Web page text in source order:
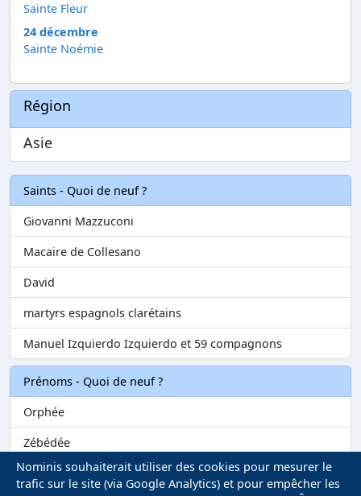
Sainte Fleur
24 décembre
Sainte Noémie
Région
Asie
Saints - Quoi de neuf ?
Giovanni Mazzuconi
Macaire de Collesano
David
martyrs espagnols clarétains
Manuel Izquierdo Izquierdo et 59 compagnons
Prénoms - Quoi de neuf ?
Orphée
Zébédée
Melvil
Nominis souhaiterait utiliser des cookies pour mesurer le
trafic sur le site (via Google Analytics) et pour empêcher les